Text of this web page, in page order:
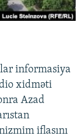
informasiya
xidməti
Azad
iflasını